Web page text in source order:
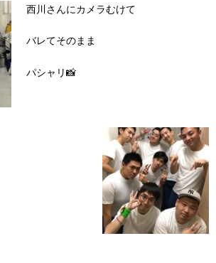
西川さんにカメラむけて
バレてそのまま
パシャリ📸